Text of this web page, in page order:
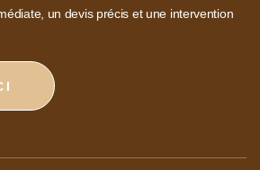
un devis précis et une intervention